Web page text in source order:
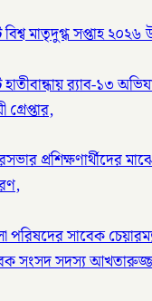
বিশ্ব মাতৃদুগ্ধ সপ্তাহ
হাতীবান্ধায় র‌্যাব-১৩
প্রশিক্ষণার্থীদের
পরিষদের সাবেক
সংসদ সদস্য